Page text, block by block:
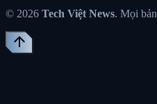
© 2026 Tech Việt News. Mọi
arrow_upward